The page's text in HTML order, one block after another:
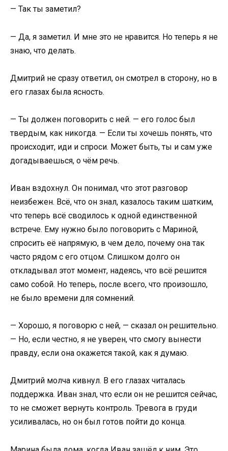
— Так ты заметил?
— Да, я заметил. И мне это не нравится. Но теперь я не
знаю, что делать.
Дмитрий не сразу ответил, он смотрел в сторону, но в
его глазах была ясность.
— Ты должен поговорить с ней. — его голос был
твердым, как никогда. — Если ты хочешь понять, что
происходит, иди и спроси. Может быть, ты и сам уже
догадываешься, о чём речь.
Иван вздохнул. Он понимал, что этот разговор
неизбежен. Всё, что он знал, казалось таким шатким,
что теперь всё сводилось к одной единственной
встрече. Ему нужно было поговорить с Мариной,
спросить её напрямую, в чем дело, почему она так
часто рядом с его отцом. Слишком долго он
откладывал этот момент, надеясь, что всё решится
само собой. Но теперь, после всего, что произошло,
не было времени для сомнений.
— Хорошо, я поговорю с ней, — сказал он решительно.
— Но, если честно, я не уверен, что смогу вынести
правду, если она окажется такой, как я думаю.
Дмитрий молча кивнул. В его глазах читалась
поддержка. Иван знал, что если он не решится сейчас,
то не сможет вернуть контроль. Тревога в груди
усиливалась, но он был готов пойти до конца.